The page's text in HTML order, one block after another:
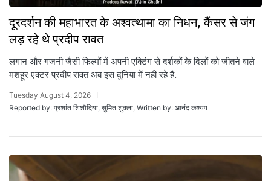
दूरदर्शन की महाभारत के अश्वत्थामा का निधन, कैंसर से जंग
लड़ रहे थे प्रदीप रावत
लगान और गजनी जैसी फिल्मों में अपनी एक्टिंग से दर्शकों के दिलों को जीतने वाले
मशहूर एक्टर प्रदीप रावत अब इस दुनिया में नहीं रहे हैं.
Tuesday August 4, 2026
Reported by: प्रशांत शिशौदिया, सुमित शुक्ला, Written by: आनंद कश्यप